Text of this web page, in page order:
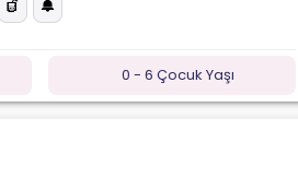
0 - 6 Çocuk Yaşı